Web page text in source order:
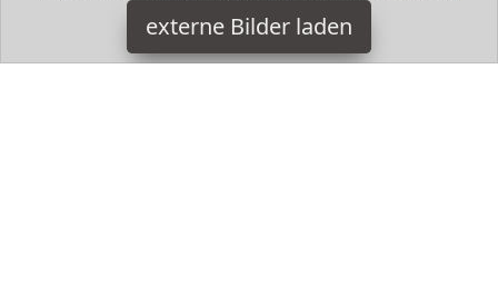
externe Bilder laden
WeyTy
ZEUGSÄTZE Dieses in Aquarium Werkzeugset enthält eine